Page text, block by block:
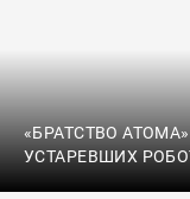
«БРАТСТВО
УСТАРЕВШИХ